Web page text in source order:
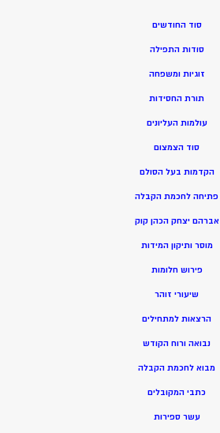
סוד החודשים
סודות התפילה
זוגיות ומשפחה
תורת החסידות
עולמות העליונים
סוד הצמצום
הקדמות בעל הסולם
פתיחה לחכמת הקבלה
אברהם יצחק הכהן קוק
מוסר ותיקון המידות
פירוש חלומות
שיעורי זוהר
הרצאות למתחילים
נבואה ורוח הקודש
מבוא לחכמת הקבלה
כתבי המקובלים
עשר ספירות